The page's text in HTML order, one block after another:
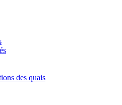
des quais